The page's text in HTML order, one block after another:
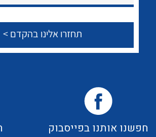
לכל מוצרי היצרן
חפשנו אותנו בפייסבוק